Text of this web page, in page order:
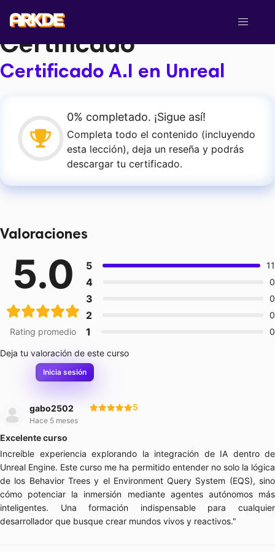
Cursos Online
VFX para videojuegos en Unreal
Shaders y materiales avanzados en UE5
Multiplayer online en Unreal Engine
Inteligencia artificial en Unreal
Nosotros
Carreras
Unreal Game Programmer
Inicia sesión Registrate
Categoría de Lección:
Certificado
Certificado A.I en Unreal
0% completado. ¡Sigue así!
Completa todo el contenido (incluyendo
esta lección), deja un reseña y podrás
descargar tu certificado.
Valoraciones
5.0
Rating promedio
5 11
4 0
3 0
2 0
1 0
Deja tu valoración de este curso
Inicia sesión
gabo2502
Hace 5 meses
5
Excelente curso
Increíble experiencia explorando la integración de IA dentro de
Unreal Engine. Este curso me ha permitido entender no solo la lógica
de los Behavior Trees y el Environment Query System (EQS), sino
cómo potenciar la inmersión mediante agentes autónomos más
inteligentes. Una formación indispensable para cualquier
desarrollador que busque crear mundos vivos y reactivos."